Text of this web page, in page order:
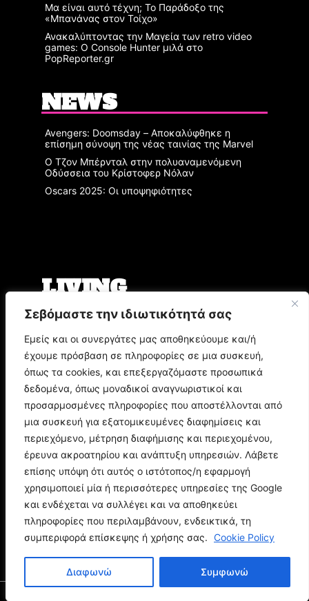
Σεβόμαστε την ιδιωτικότητά σας
Εμείς και οι συνεργάτες μας αποθηκεύουμε και/ή
έχουμε πρόσβαση σε πληροφορίες σε μια συσκευή,
όπως τα cookies, και επεξεργαζόμαστε προσωπικά
δεδομένα, όπως μοναδικοί αναγνωριστικοί και
προσαρμοσμένες πληροφορίες που αποστέλλονται από
μια συσκευή για εξατομικευμένες διαφημίσεις και
περιεχόμενο, μέτρηση διαφήμισης και περιεχομένου,
έρευνα ακροατηρίου και ανάπτυξη υπηρεσιών. Λάβετε
επίσης υπόψη ότι αυτός ο ιστότοπος/η εφαρμογή
χρησιμοποιεί μία ή περισσότερες υπηρεσίες της Google
και ενδέχεται να συλλέγει και να αποθηκεύει
πληροφορίες που περιλαμβάνουν, ενδεικτικά, τη
συμπεριφορά επίσκεψης ή χρήσης σας. Cookie Policy
Διαφωνώ Συμφωνώ
Μα είναι αυτό τέχνη; Το Παράδοξο της
«Μπανάνας στον Τοίχο»
Ανακαλύπτοντας την Μαγεία των retro video
games: Ο Console Hunter μιλά στο
PopReporter.gr
NEWS
Avengers: Doomsday – Αποκαλύφθηκε η
επίσημη σύνοψη της νέας ταινίας της Marvel
Ο Τζον Μπέρνταλ στην πολυαναμενόμενη
Οδύσσεια του Κρίστοφερ Νόλαν
Oscars 2025: Οι υποψηφιότητες
LIVING
Ο Άρης Μπινιάρης σκηνοθετεί τη «Δίκη» του
Παπασπηλιόπουλο
Ο Δημήτρης Μυστακίδης επιστρέφει στον
Σταυρό του Νότου Plus
9.000 τίτλοι βιβλίων σε περιμένουν στο
Παζάρι Βιβλίου της Αθήνας
POP CULTURE
Corto Maltese: Η ιστορία του θρυλικού ήρωα
του Hugo Pratt
Ποιος είναι ο Doctor Doom; Η ιστορία του
μεγαλύτερου εχθρού των Fantastic Four
Spider-Man: Brand New Day - Όλα όσα πρέπει
να θυμηθείτε πριν τη νέα ταινία